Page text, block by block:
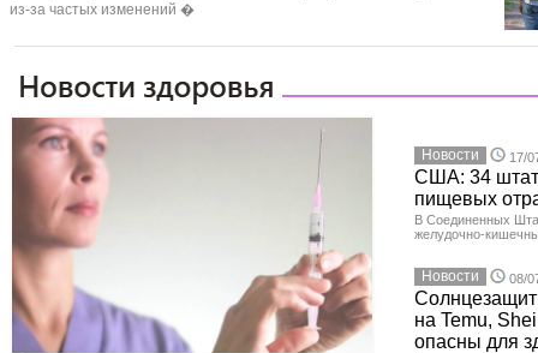
из‑за частых изменений �
Новости 17/
США: 34
пищевых
В Соединенных
желудочно-
Новости 08/
на Temu,
опасны для